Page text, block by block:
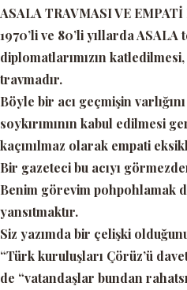
ASALA TRAVMASI VE
1970’li ve 80’li yıllarda
diplomatlarımızın
travmadır.
Böyle bir acı geçmişin
soykırımının kabul edilmesi
kaçınılmaz olarak empati
Bir gazeteci bu acıyı
Benim görevim pohpohlamak
yansıtmaktır.
Siz yazımda bir çelişki
“Türk kuruluşları Çörüz’ü
de “vatandaşlar bundan